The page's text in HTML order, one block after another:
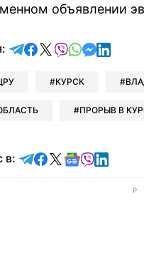
объявлении
отправить в Telegram
поделиться в
поделиться в X
отправить в
отправить
КУРСК
ПРОРЫВ В
в: Читайте в Telegram
Читайте в
Читайте в X
Читайте в
Читайте